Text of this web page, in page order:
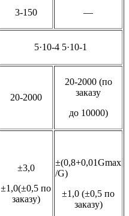
3-150 —
5·10-4 5·10-1
20-2000
20-2000 (по
заказу
до 10000)
±3,0
±1,0(±0,5 по
заказу)
±(0,8+0,01Gmax
/G)
±1,0 (±0,5 по
заказу)